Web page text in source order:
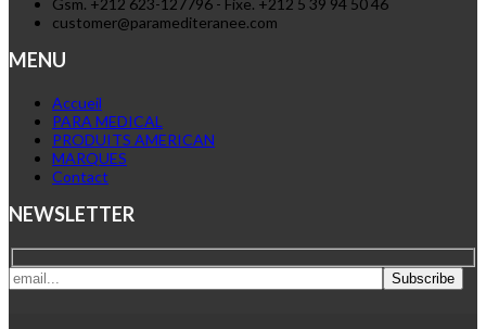
Gsm. +212 623-127796 - Fixe. +212 5 39 94 50 46
customer@paramediteranee.com
MENU
Accueil
PARA MEDICAL
PRODUITS AMERICAN
MARQUES
Contact
NEWSLETTER